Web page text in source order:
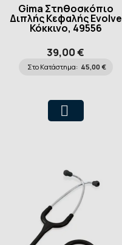
Gima Στηθοσκόπιο
Διπλής Κεφαλής Evolve
Κόκκινο, 49556
39,00 €
Στο Κατάστημα: 45,00 €